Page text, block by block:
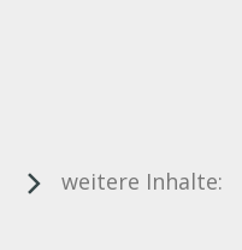
weitere Inhalte: